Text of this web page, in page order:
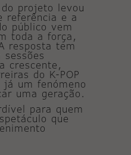
projeto levou
referência e a
público vem
toda a força,
resposta tem
crescente,
do K-POP
um fenómeno
uma geração.
para quem
que